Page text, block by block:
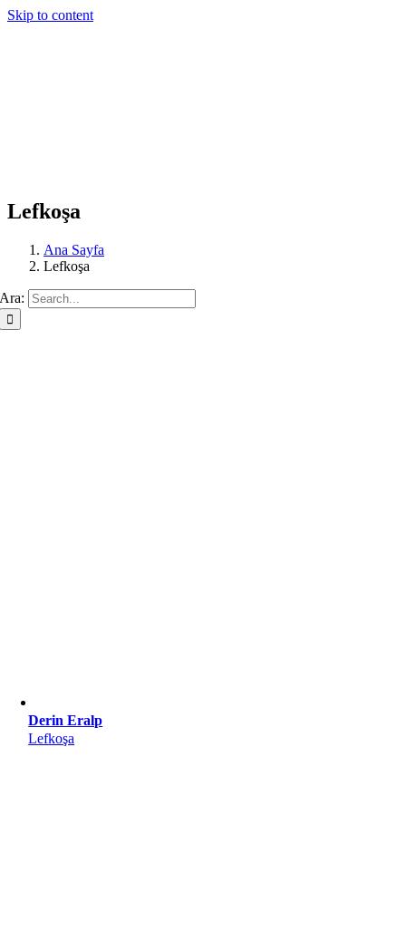
Skip to content
Lefkoşa
Ana Sayfa
Lefkoşa
Ara:
Derin Eralp
Lefkoşa